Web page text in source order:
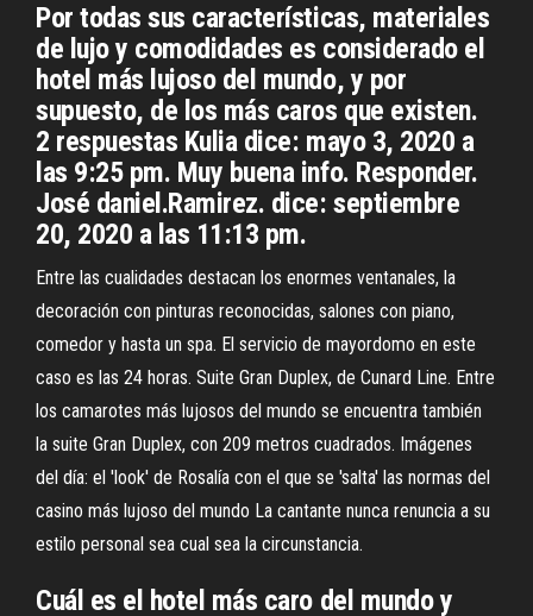
Por todas sus características, materiales
de lujo y comodidades es considerado el
hotel más lujoso del mundo, y por
supuesto, de los más caros que existen.
2 respuestas Kulia dice: mayo 3, 2020 a
las 9:25 pm. Muy buena info. Responder.
José daniel.Ramirez. dice: septiembre
20, 2020 a las 11:13 pm.
Entre las cualidades destacan los enormes ventanales, la
decoración con pinturas reconocidas, salones con piano,
comedor y hasta un spa. El servicio de mayordomo en este
caso es las 24 horas. Suite Gran Duplex, de Cunard Line. Entre
los camarotes más lujosos del mundo se encuentra también
la suite Gran Duplex, con 209 metros cuadrados. Imágenes
del día: el 'look' de Rosalía con el que se 'salta' las normas del
casino más lujoso del mundo La cantante nunca renuncia a su
estilo personal sea cual sea la circunstancia.
Cuál es el hotel más caro del mundo y